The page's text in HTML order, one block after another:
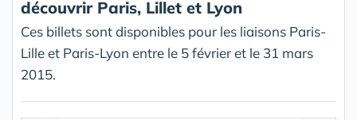
découvrir Paris, Lillet et Lyon
Ces billets sont disponibles pour les liaisons Paris-
Lille et Paris-Lyon entre le 5 février et le 31 mars
2015.